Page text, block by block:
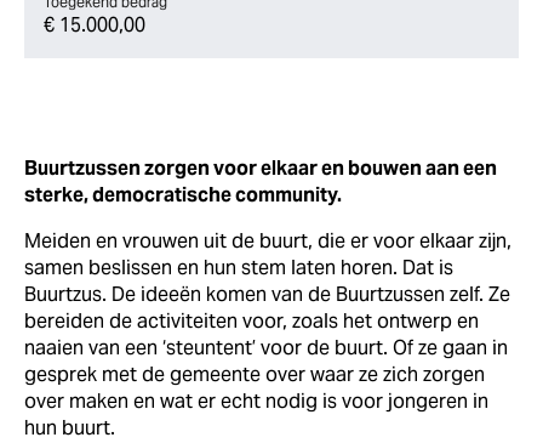
€ 15.000,00
Buurtzussen zorgen voor elkaar en bouwen aan een
sterke, democratische community.
Meiden en vrouwen uit de buurt, die er voor elkaar zijn,
samen beslissen en hun stem laten horen. Dat is
Buurtzus. De ideeën komen van de Buurtzussen zelf. Ze
bereiden de activiteiten voor, zoals het ontwerp en
naaien van een ‘steuntent’ voor de buurt. Of ze gaan in
gesprek met de gemeente over waar ze zich zorgen
over maken en wat er echt nodig is voor jongeren in
hun buurt.